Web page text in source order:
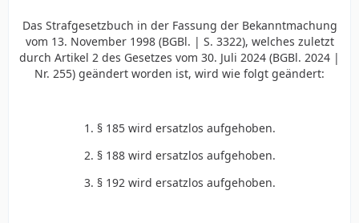
Das Strafgesetzbuch in der Fassung der Bekanntmachung
vom 13. November 1998 (BGBl. | S. 3322), welches zuletzt
durch Artikel 2 des Gesetzes vom 30. Juli 2024 (BGBl. 2024 |
Nr. 255) geändert worden ist, wird wie folgt geändert:
1. § 185 wird ersatzlos aufgehoben.
2. § 188 wird ersatzlos aufgehoben.
3. § 192 wird ersatzlos aufgehoben.